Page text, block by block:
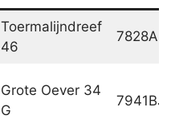
Toermalijndreef
46
7828AS
Grote Oever 34
G
7941BJ